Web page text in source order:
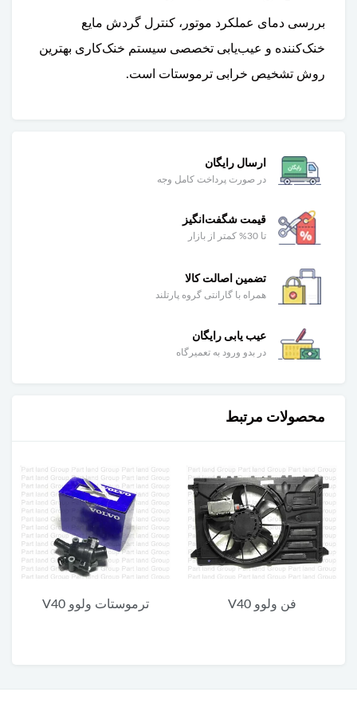
بررسی دمای عملکرد موتور، کنترل گردش مایع
خنک‌کننده و عیب‌یابی تخصصی سیستم خنک‌کاری بهترین
روش تشخیص خرابی ترموستات است.
ارسال رایگان
در صورت پرداخت کامل وجه
قیمت شگفت‌انگیز
تا 30% کمتر از بازار
تضمین اصالت کالا
همراه با گارانتی گروه پارتلند
عیب یابی رایگان
در بدو ورود به تعمیرگاه
محصولات مرتبط
ترموستات ولوو V40
روغن گیربکس دابل کلاچ